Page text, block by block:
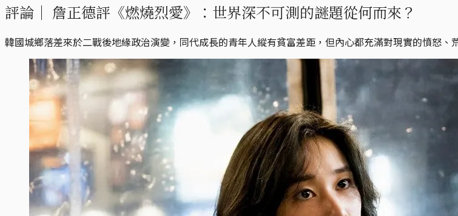
評論｜ 詹正德評《燃燒烈愛》：世界深不可測的謎題從何而來？
韓國城鄉落差來於二戰後地緣政治演變，同代成長的青年人縱有貧富差距，但內心都充滿對現實的憤怒